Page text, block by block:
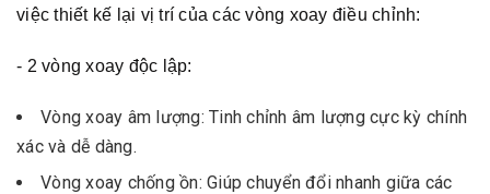
việc thiết kế lại vị trí của các vòng xoay điều chỉnh:
- 2 vòng xoay độc lập:
Vòng xoay âm lượng: Tinh chỉnh âm lượng cực kỳ chính
xác và dễ dàng.
Vòng xoay chống ồn: Giúp chuyển đổi nhanh giữa các